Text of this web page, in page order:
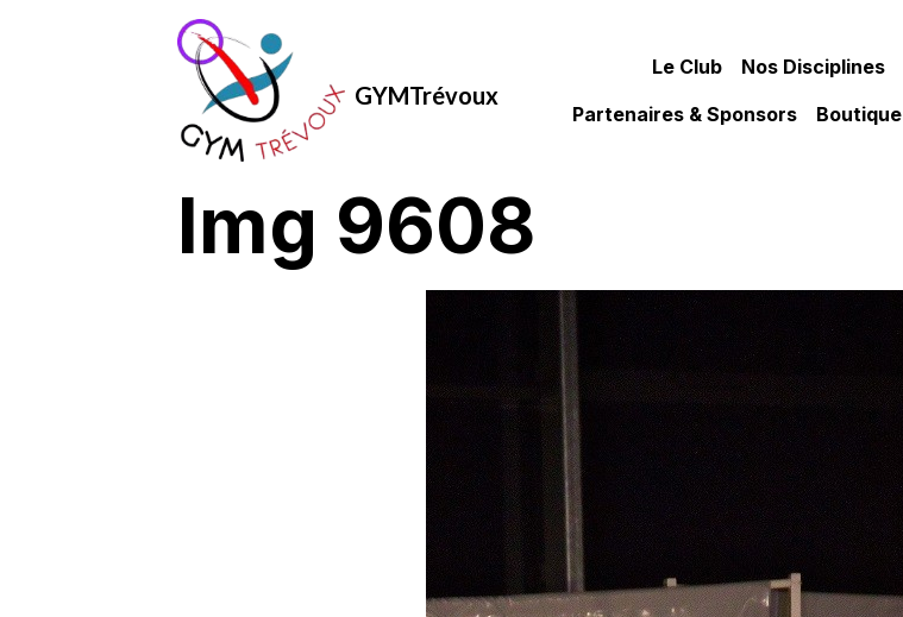
GYMTrévoux
Le Club Nos Disciplines
Partenaires & Sponsors
Boutique
Img 9608